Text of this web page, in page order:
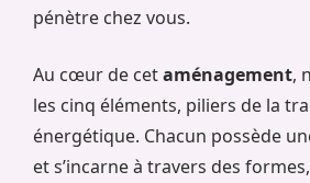
pénètre chez vous.
Au cœur de cetaménagement,
les cinq éléments, piliers de la
énergétique. Chacun possède
et s’incarne à travers des